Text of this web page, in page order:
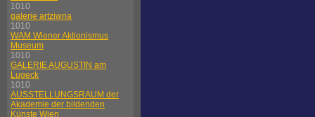
1010
galerie artziwna
1010
WAM Wiener Aktionismus
Museum
1010
GALERIE AUGUSTIN am
Lugeck
1010
AUSSTELLUNGSRAUM der
Akademie der bildenden
Künste Wien